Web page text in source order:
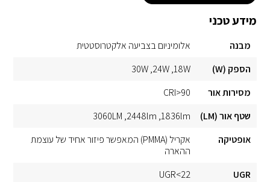
מידע טכני
מבנה
אלומיניום בצביעה אלקטרוסטטית
הספק (W)
18W
24W
30W
מסירות אור
CRI>90
שטף אור (LM)
1836lm
2448lm
3060LM
אופטיקה
אקריל (PMMA) המאפשר פיזור אחיד של עוצמת
ההארה
UGR
UGR<22